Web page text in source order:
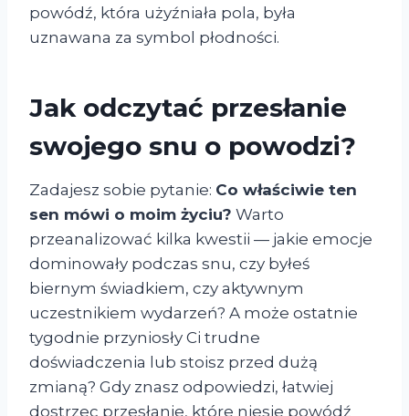
powódź, która użyźniała pola, była
uznawana za symbol płodności.
Jak odczytać przesłanie
swojego snu o powodzi?
Zadajesz sobie pytanie: Co właściwie ten
sen mówi o moim życiu? Warto
przeanalizować kilka kwestii — jakie emocje
dominowały podczas snu, czy byłeś
biernym świadkiem, czy aktywnym
uczestnikiem wydarzeń? A może ostatnie
tygodnie przyniosły Ci trudne
doświadczenia lub stoisz przed dużą
zmianą? Gdy znasz odpowiedzi, łatwiej
dostrzec przesłanie, które niesie powódź